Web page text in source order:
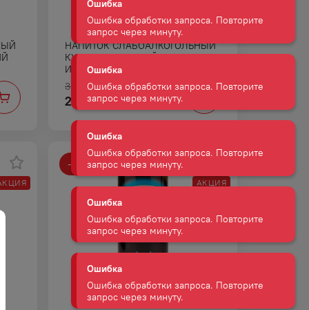
НАПИТОК СЛАБОАЛКОГОЛЬНЫЙ
КУЛ СКЕЛЕТОН ДАЙКИРИ МАНГО
И МАРАКУЙЯ ГАЗ 7,2% 0,45Л Ж/Б
339
₽
287 ₽
- %
АКЦИЯ
Ошибка обработки запроса. Повторите
запрос через минуту.
Ошибка
Ошибка обработки запроса. Повторите
запрос через минуту.
Ошибка
Ошибка обработки запроса. Повторите
запрос через минуту.
Ошибка
Ошибка обработки запроса. Повторите
запрос через минуту.
Ошибка
Ошибка обработки запроса. Повторите
запрос через минуту.